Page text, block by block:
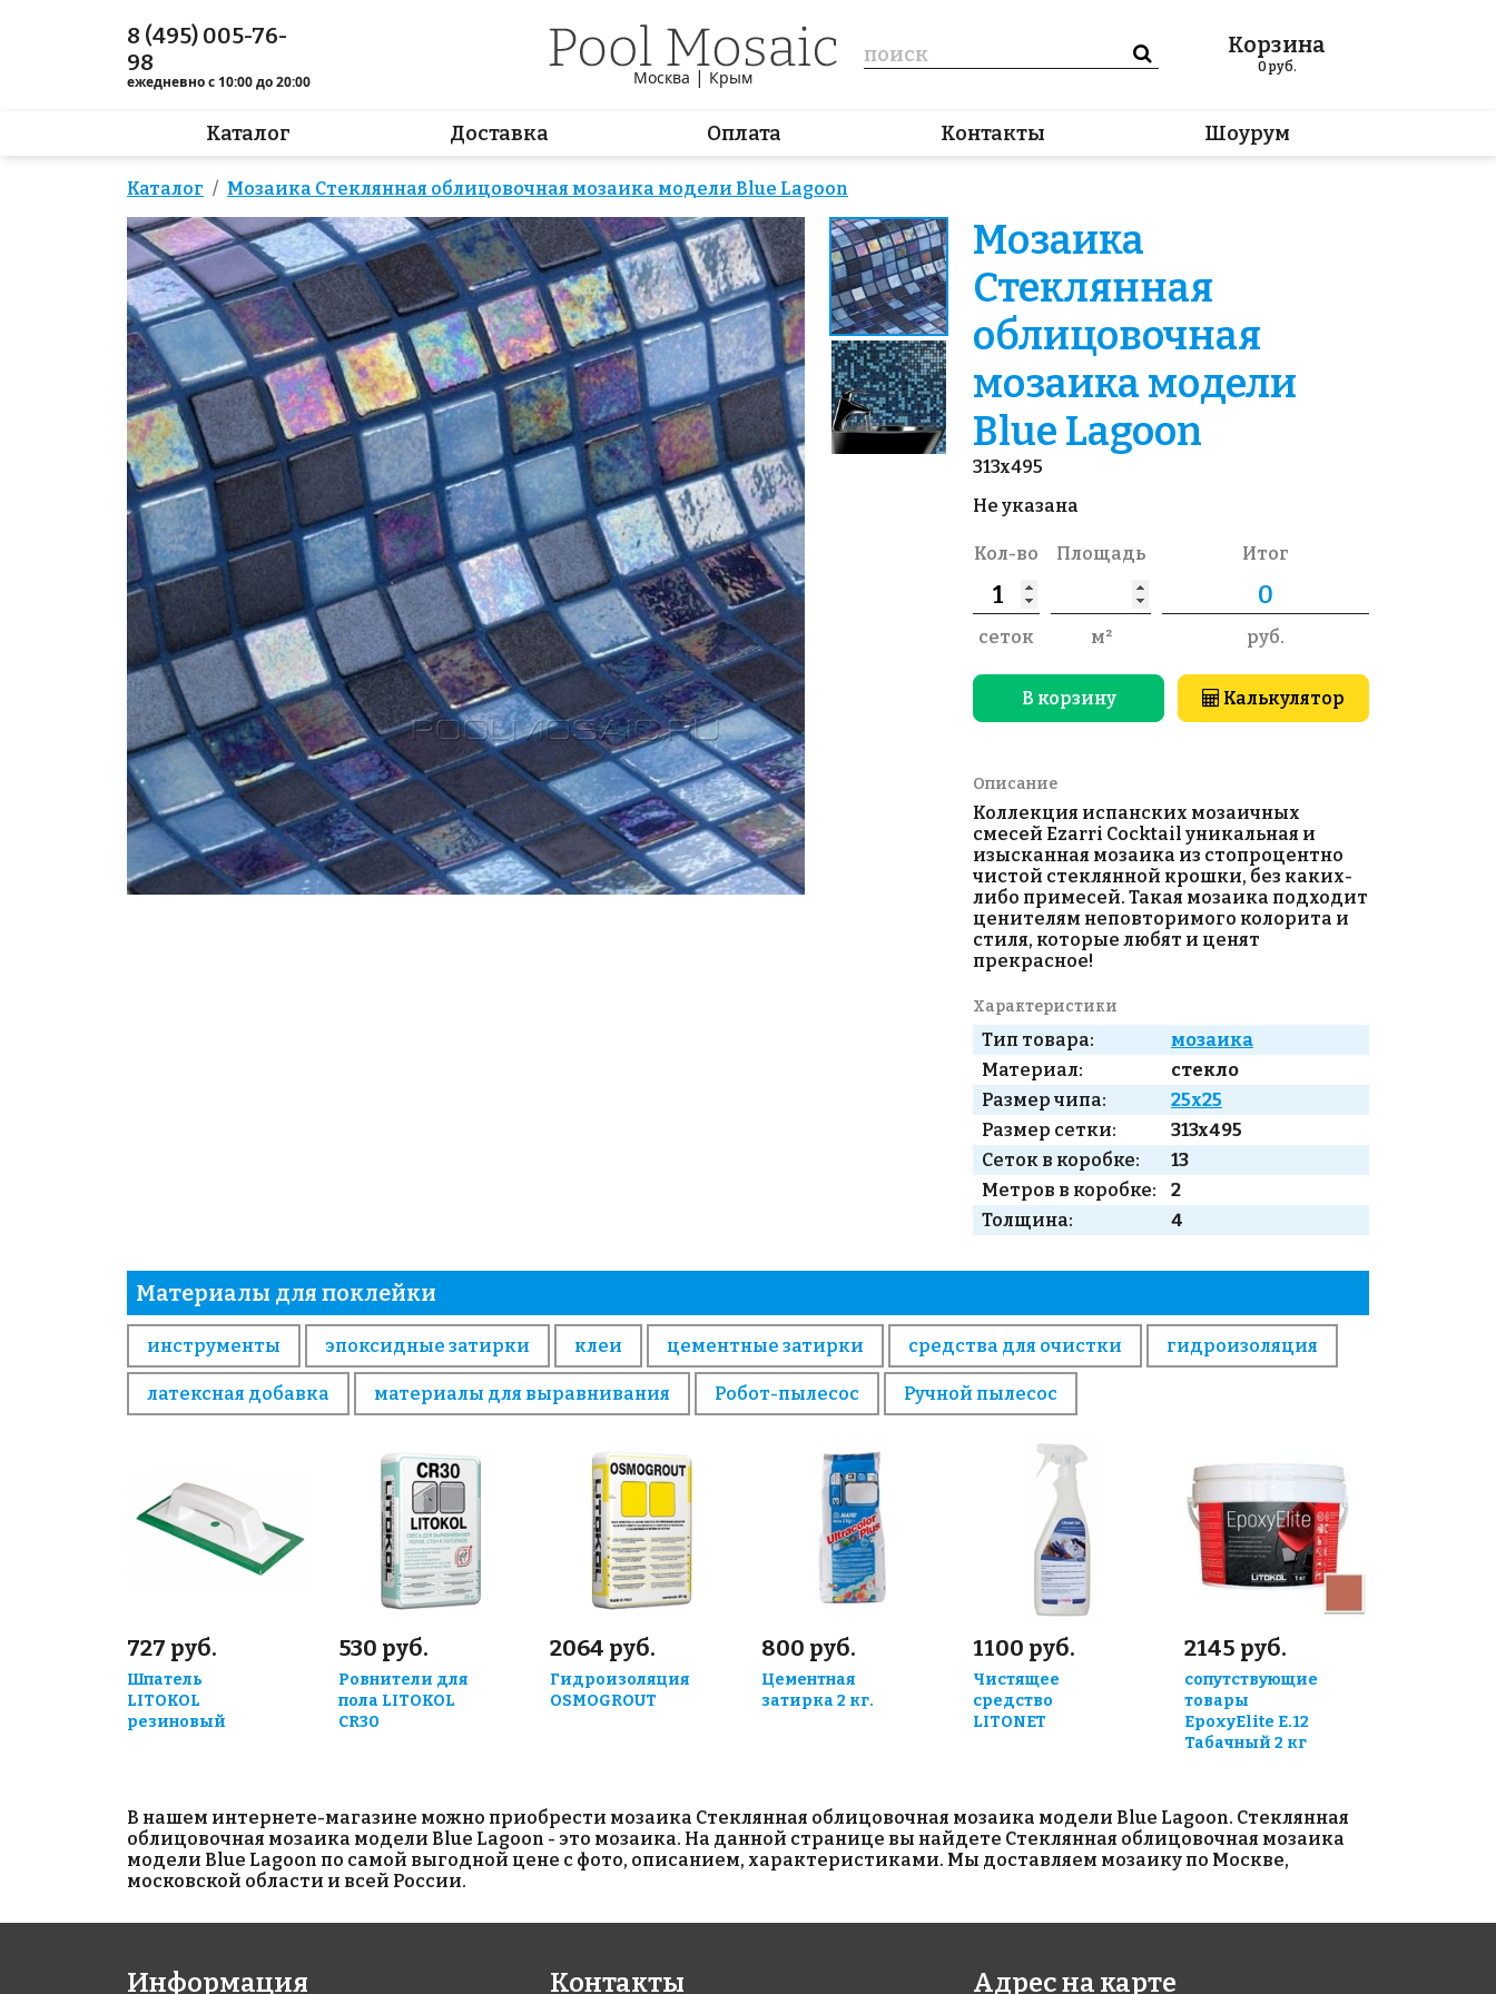
8 (495) 005-76-
98
ежедневно с 10:00 до 20:00 Москва | Крым
Корзина
0руб.
Каталог Доставка Оплата Контакты Шоурум
Каталог Мозаика Стеклянная облицовочная мозаика модели Blue Lagoon
Мозаика
Стеклянная
облицовочная
мозаика модели
Blue Lagoon
313x495
Не указана
Кол-во
сеток
Площадь
м²
Итог
руб.
В корзину Калькулятор
Описание
Коллекция испанских мозаичных
смесей Ezarri Cocktail уникальная и
изысканная мозаика из стопроцентно
чистой стеклянной крошки, без каких-
либо примесей. Такая мозаика подходит
ценителям неповторимого колорита и
стиля, которые любят и ценят
прекрасное!
Характеристики
Тип товара:
мозаика
Материал:
стекло
Размер чипа:
25x25
Размер сетки:
313x495
Сеток в коробке:
13
Метров в коробке:
2
Толщина:
4
Материалы для поклейки
инструменты эпоксидные затирки клеи цементные затирки средства для очистки гидроизоляция
латексная добавка материалы для выравнивания Робот-пылесос Ручной пылесос
727 руб.
Шпатель
LITOKOL
резиновый
530 руб.
Ровнители для
пола LITOKOL
CR30
2064 руб.
Гидроизоляция
OSMOGROUT
800 руб.
Цементная
затирка 2 кг.
1100 руб.
Чистящее
средство
LITONET
2145 руб.
сопутствующие
товары
EpoxyElite E.12
Табачный 2 кг
В нашем интернете-магазине можно приобрести мозаика Стеклянная облицовочная мозаика модели Blue Lagoon. Стеклянная
облицовочная мозаика модели Blue Lagoon - это мозаика. На данной странице вы найдете Стеклянная облицовочная мозаика
модели Blue Lagoon по самой выгодной цене с фото, описанием, характеристиками. Мы доставляем мозаику по Москве,
московской области и всей России.
Информация Контакты Адрес на карте